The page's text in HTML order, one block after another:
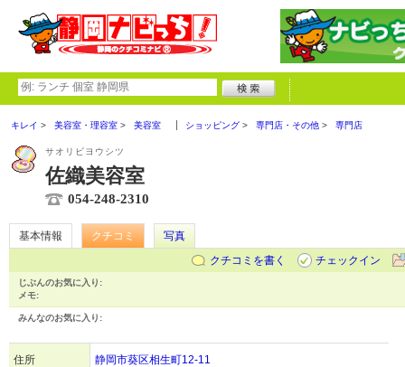
キレイ 美容室・理容室 美容室 ショッピング 専門店・その他 専門店
サオリビヨウシツ
佐織美容室
054-248-2310
基本情報 クチコミ
写真
クチコミを書く
チェックイン
じぶんのお気に入り:
メモ:
みんなのお気に入り:
住所 静岡市葵区相生町12-11